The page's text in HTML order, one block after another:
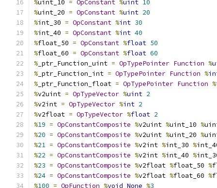
%uint_10 = OpConstant %uint 10
%uint_20 = OpConstant %uint 20
%int_30 = OpConstant %int 30
%int_40 = OpConstant %int 40
%float_50 = OpConstant %float 50
%float_60 = OpConstant %float 60
% _ptr_Function_uint = OpTypePointer Function %
% _ptr_Function_int = OpTypePointer Function %
% _ptr_Function_float = OpTypePointer Function %
%v2uint = OpTypeVector %uint 2
%v2int = OpTypeVector %int 2
%v2float = OpTypeVector %float 2
%19 = OpConstantComposite %v2uint %uint_10 %
%20 = OpConstantComposite %v2uint %uint_20 %
%21 = OpConstantComposite %v2int %int_30 %
%22 = OpConstantComposite %v2int %int_40 %
%23 = OpConstantComposite %v2float %float_50 %
%24 = OpConstantComposite %v2float %float_60 %
%100 = OpFunction %void None %3